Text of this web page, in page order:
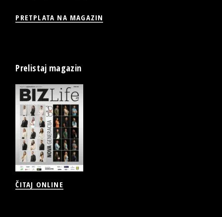
PRETPLATA NA MAGAZIN
Prelistaj magazin
ČITAJ ONLINE